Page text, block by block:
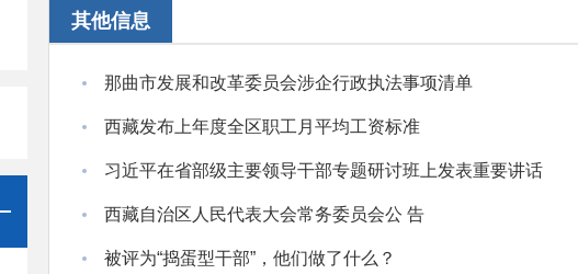
其他信息
那曲市发展和改革委员会涉企行政执法事项清单
西藏发布上年度全区职工月平均工资标准
习近平在省部级主要领导干部专题研讨班上发表重要讲话
西藏自治区人民代表大会常务委员会公 告
被评为“捣蛋型干部”，他们做了什么？